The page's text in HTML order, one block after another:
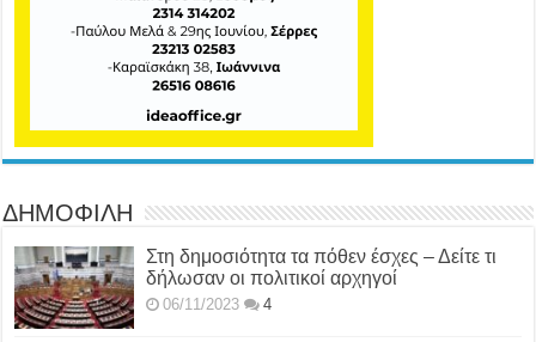
ΔΗΜΟΦΙΛΗ
Στη δημοσιότητα τα πόθεν έσχες – Δείτε τι
δήλωσαν οι πολιτικοί αρχηγοί
06/11/2023 4